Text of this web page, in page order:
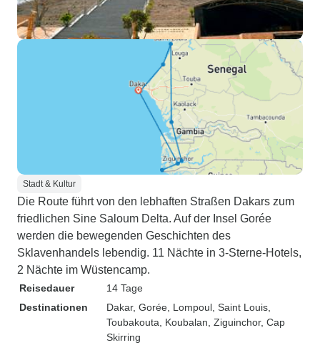
Stadt & Kultur
Die Route führt von den lebhaften Straßen Dakars zum
friedlichen Sine Saloum Delta. Auf der Insel Gorée
werden die bewegenden Geschichten des
Sklavenhandels lebendig. 11 Nächte in 3-Sterne-Hotels,
2 Nächte im Wüstencamp.
Reisedauer
14 Tage
Destinationen
Dakar, Gorée , Lompoul , Saint Louis
Toubakouta , Koubalan , Ziguinchor, Cap
Skirring